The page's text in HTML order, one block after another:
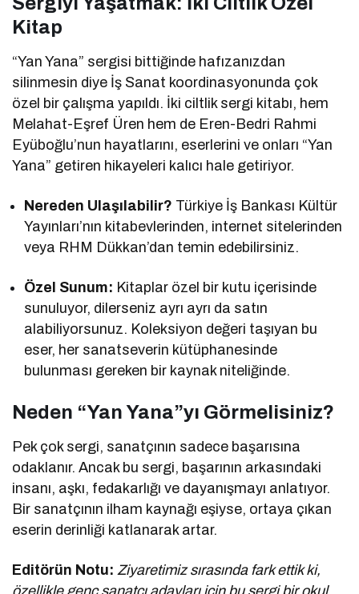
Kitap
“Yan Yana” sergisi bittiğinde hafızanızdan
silinmesin diye İş Sanat koordinasyonunda çok
özel bir çalışma yapıldı. İki ciltlik sergi kitabı, hem
Melahat-Eşref Üren hem de Eren-Bedri Rahmi
Eyüboğlu’nun hayatlarını, eserlerini ve onları “Yan
Yana” getiren hikayeleri kalıcı hale getiriyor.
Nereden Ulaşılabilir? Türkiye İş Bankası Kültür
Yayınları’nın kitabevlerinden, internet sitelerinden
veya RHM Dükkan’dan temin edebilirsiniz.
Özel Sunum: Kitaplar özel bir kutu içerisinde
sunuluyor, dilerseniz ayrı ayrı da satın
alabiliyorsunuz. Koleksiyon değeri taşıyan bu
eser, her sanatseverin kütüphanesinde
bulunması gereken bir kaynak niteliğinde.
Neden “Yan Yana”yı Görmelisiniz?
Pek çok sergi, sanatçının sadece başarısına
odaklanır. Ancak bu sergi, başarının arkasındaki
insanı, aşkı, fedakarlığı ve dayanışmayı anlatıyor.
Bir sanatçının ilham kaynağı eşiyse, ortaya çıkan
eserin derinliği katlanarak artar.
Editörün Notu: Ziyaretimiz sırasında fark ettik ki,
özellikle genç sanatçı adayları için bu sergi bir okul